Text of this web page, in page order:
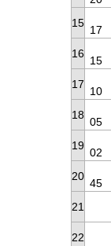
15
17
16
15
17
10
18
05
19
02
20
45
21
22